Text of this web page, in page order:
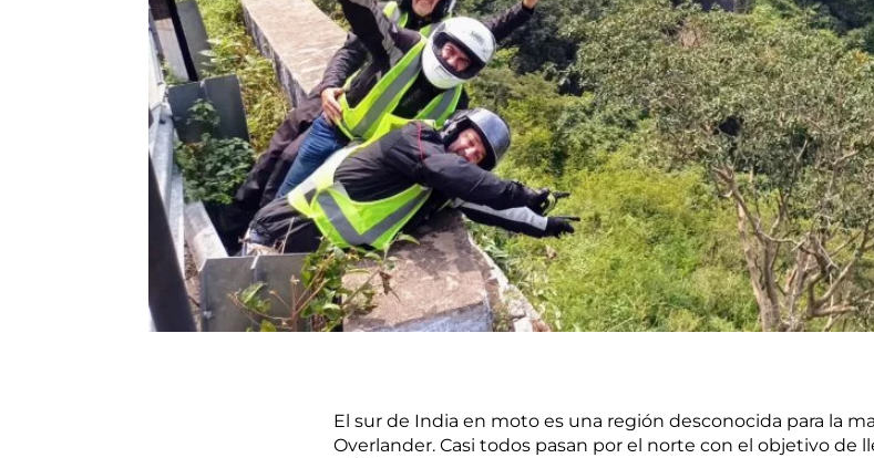
El sur de India en moto es una región desconocida para la
Overlander. Casi todos pasan por el norte con el objetivo de